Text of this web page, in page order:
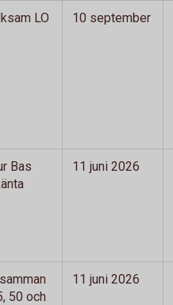
LO
10 september
Bas
11 juni 2026
50 och
11 juni 2026